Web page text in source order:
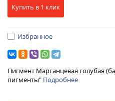
Купить в 1 клик
Избранное
Пигмент Марганцевая голубая
пигменты" Подробнее